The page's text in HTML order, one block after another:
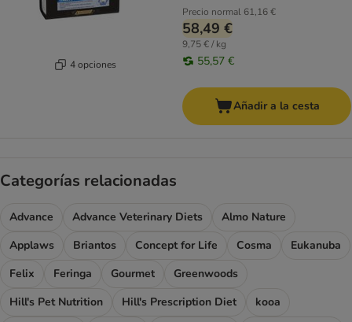
4 opciones
Precio normal 61,16 €
58,49 €
9,75 € / kg
55,57 €
Añadir a la cesta
Categorías relacionadas
Advance Advance Veterinary Diets
Almo Nature
Applaws
Briantos Concept for Life Cosma
Eukanuba
Felix
Feringa Gourmet
Greenwoods
Hill's Pet Nutrition
Hill's Prescription Diet
kooa